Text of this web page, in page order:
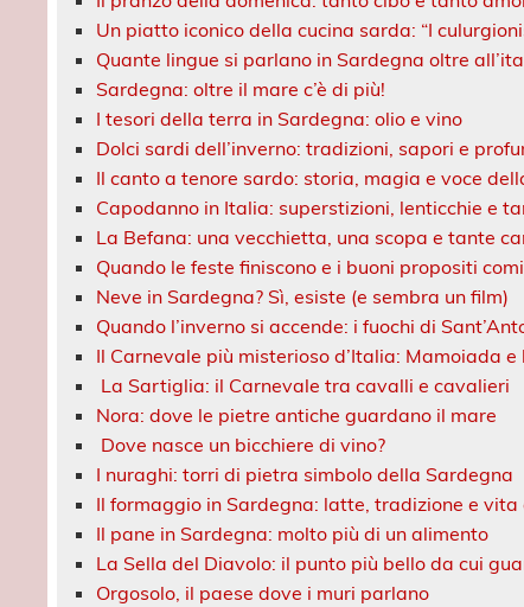
Un piatto iconico della cucina sarda: “I
Quante lingue si parlano in Sardegna oltre
Sardegna: oltre il mare c’è di più!
I tesori della terra in Sardegna: olio e vino
Dolci sardi dell’inverno: tradizioni, sapori e
Il canto a tenore sardo: storia, magia e voce
Capodanno in Italia: superstizioni, lenticchie e
La Befana: una vecchietta, una scopa e tante
Quando le feste finiscono e i buoni propositi
Neve in Sardegna? Sì, esiste (e sembra un film)
Quando l’inverno si accende: i fuochi di
Il Carnevale più misterioso d’Italia: Mamoiada e
La Sartiglia: il Carnevale tra cavalli e cavalieri
Nora: dove le pietre antiche guardano il mare
Dove nasce un bicchiere di vino?
I nuraghi: torri di pietra simbolo della Sardegna
Il formaggio in Sardegna: latte, tradizione e
Il pane in Sardegna: molto più di un alimento
La Sella del Diavolo: il punto più bello da cui
Orgosolo, il paese dove i muri parlano